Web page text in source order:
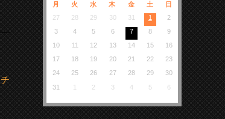
月 火 水 木 金 土
日
27
28 29 30 31 1
2
3
4 5 6 7 8
9
10
11 12 13 14 15
16
17
18 19 20 21 22
23
24
25 26 27 28 29
30
31
1 2 3 4 5 6